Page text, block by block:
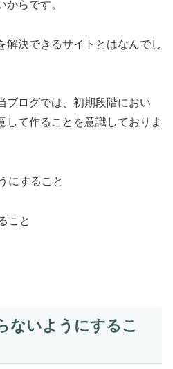
からです。
解決できるサイトとはなんでし
ブログでは、初期段階におい
して作ることを意識しておりま
にすること
こと
ないようにするこ